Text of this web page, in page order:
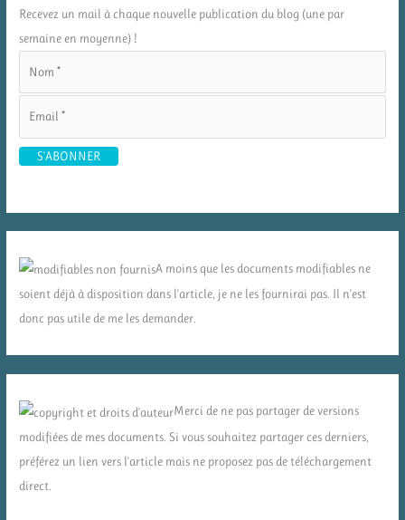
Recevez un mail à chaque nouvelle publication du blog (une par
semaine en moyenne) !
A moins que les documents modifiables ne
soient déjà à disposition dans l'article, je ne les fournirai pas. Il n'est
donc pas utile de me les demander.
Merci de ne pas partager de versions
modifiées de mes documents. Si vous souhaitez partager ces derniers,
préférez un lien vers l'article mais ne proposez pas de téléchargement
direct.